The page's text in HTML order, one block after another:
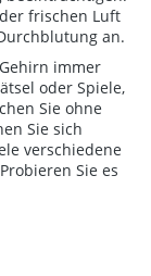
frischen Luft
an.
immer
oder Spiele,
Sie ohne
Sie sich
verschiedene
Sie es